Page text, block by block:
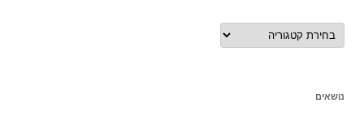
נושאים
נושאים